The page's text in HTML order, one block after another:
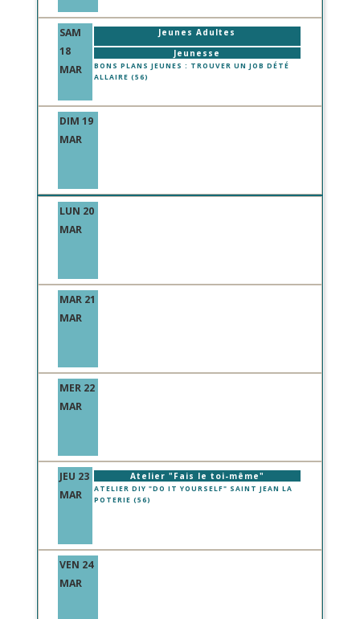
SAM
18
MAR
Jeunes Adultes
Jeunesse
BONS PLANS JEUNES : TROUVER UN JOB DÉTÉ
ALLAIRE (56)
DIM 19
MAR
LUN 20
MAR
MAR 21
MAR
MER 22
MAR
JEU 23
MAR
Atelier "Fais le toi-même"
ATELIER DIY "DO IT YOURSELF" SAINT JEAN LA
POTERIE (56)
VEN 24
MAR